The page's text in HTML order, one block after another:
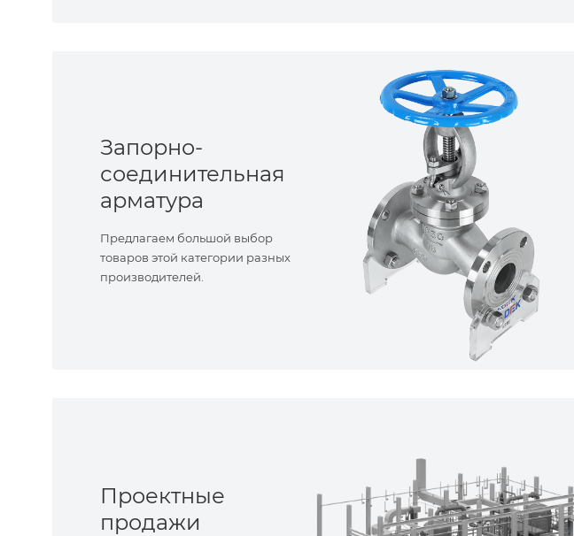
Запорно-
соединительная
арматура
Предлагаем большой выбор
товаров этой категории разных
производителей.
Проектные
продажи